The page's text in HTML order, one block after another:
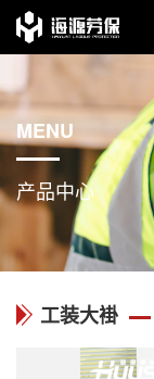
MENU
产品中心
工装大褂